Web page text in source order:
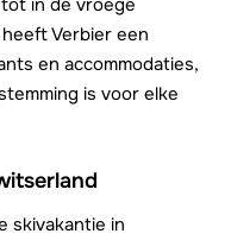
in de vroege
Verbier een
en accommodaties,
is voor elke
skivakantie in